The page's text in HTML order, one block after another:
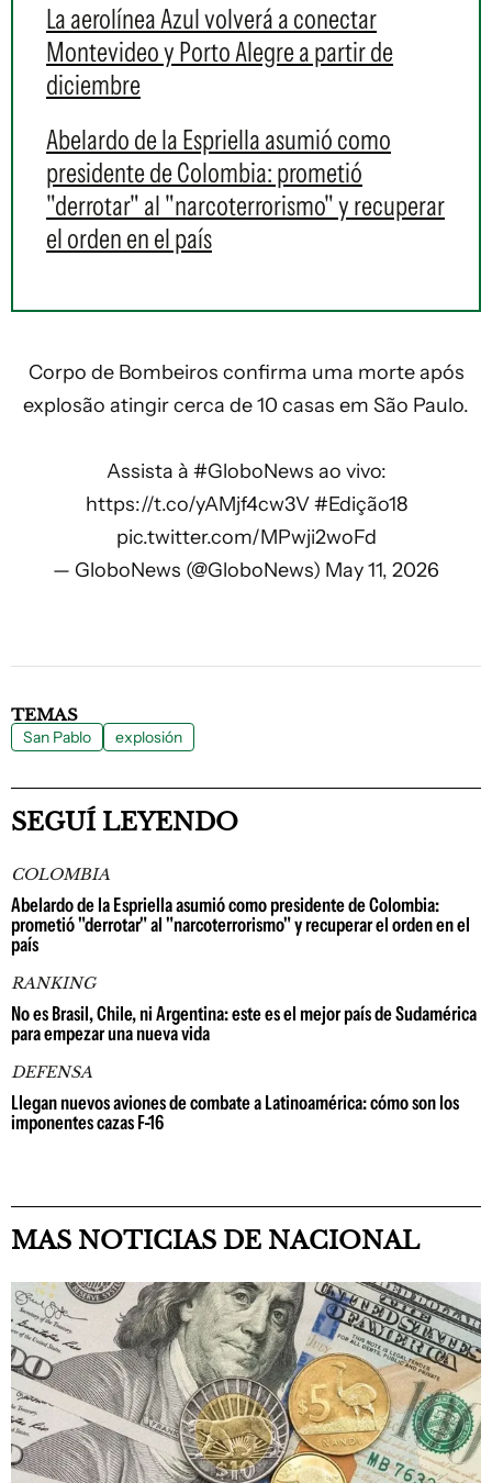
La aerolínea Azul volverá a conectar
Montevideo y Porto Alegre a partir de
diciembre
Abelardo de la Espriella asumió como
presidente de Colombia: prometió
"derrotar" al "narcoterrorismo" y recuperar
el orden en el país
Corpo de Bombeiros confirma uma morte após
explosão atingir cerca de 10 casas em São Paulo.
Assista à #GloboNews ao vivo:
https://t.co/yAMjf4cw3V #Edição18
pic.twitter.com/MPwji2woFd
— GloboNews (@GloboNews) May 11, 2026
TEMAS
San Pablo explosión
SEGUÍ LEYENDO
COLOMBIA
Abelardo de la Espriella asumió como presidente de Colombia:
prometió "derrotar" al "narcoterrorismo" y recuperar el orden en el
país
RANKING
No es Brasil, Chile, ni Argentina: este es el mejor país de Sudamérica
para empezar una nueva vida
DEFENSA
Llegan nuevos aviones de combate a Latinoamérica: cómo son los
imponentes cazas F-16
MAS NOTICIAS DE NACIONAL